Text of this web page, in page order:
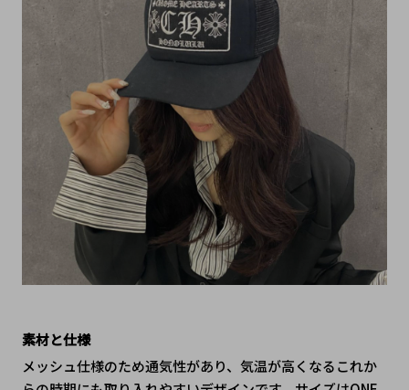
素材と仕様
メッシュ仕様のため通気性があり、気温が高くなるこれか